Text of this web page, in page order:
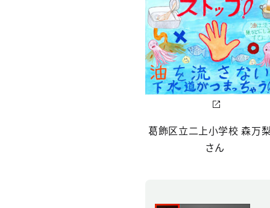
葛飾区立二上小学校 森万
さん